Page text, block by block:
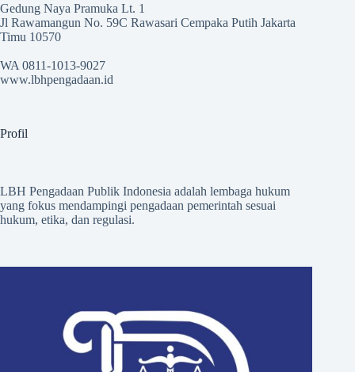
Gedung Naya Pramuka Lt. 1
Jl Rawamangun No. 59C Rawasari Cempaka Putih Jakarta
Timu 10570
WA 0811-1013-9027
www.lbhpengadaan.id
Profil
LBH Pengadaan Publik Indonesia adalah lembaga hukum
yang fokus mendampingi pengadaan pemerintah sesuai
hukum, etika, dan regulasi.